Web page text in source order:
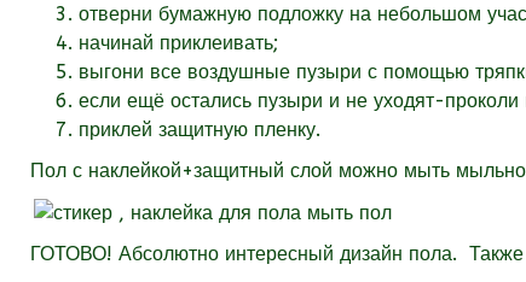
отверни бумажную подложку на небольшом
начинай приклеивать;
выгони все воздушные пузыри с помощью
если ещё остались пузыри и не уходят-проколи
приклей защитную пленку.
Пол с наклейкой+защитный слой можно мыть
ГОТОВО! Абсолютно интересный дизайн пола.